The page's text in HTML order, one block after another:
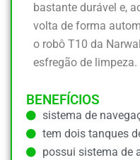
bastante durável e,
volta de forma
o robô T10 da
esfregão de limpeza.
BENEFÍCIOS
sistema de
tem dois tanques
possui sistema de